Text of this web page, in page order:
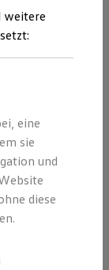
an.
weitere
eine
sie
und
diese